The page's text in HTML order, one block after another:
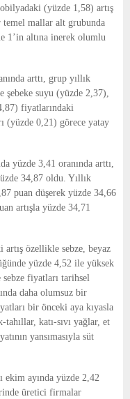
(yüzde 1,58) artış
temel mallar alt grubunda
1’in altına inerek olumlu
arttı, grup yıllık
şebeke suyu (yüzde 2,37),
fiyatlarındaki
(yüzde 0,21) görece yatay
yüzde 3,41 oranında arttı,
34,87 oldu. Yıllık
puan düşerek yüzde 34,66
artışla yüzde 34,71
artış özellikle sebze, beyaz
yüzde 4,52 ile yüksek
fiyatları tarihsel
daha olumsuz bir
bir önceki aya kıyasla
katı-sıvı yağlar, et
yansımasıyla süt
ayında yüzde 2,42
üretici firmalar